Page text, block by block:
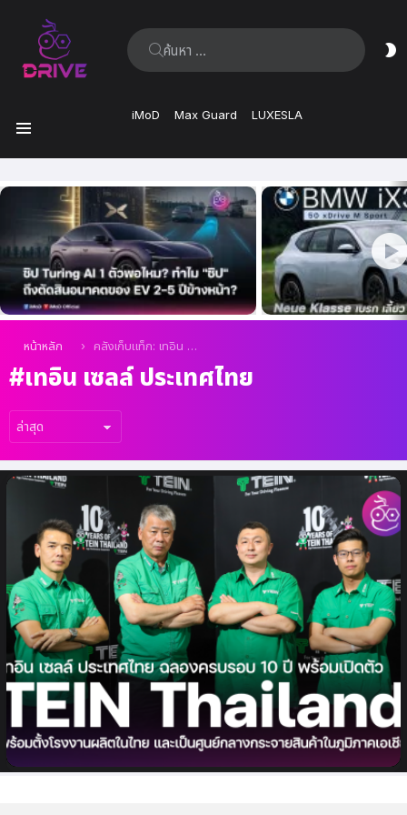
ค้นหา:
iMoD Max Guard LUXESLA
ล่าสุด
คุณอยู่ที่นี่:
หน้าหลัก คลังเก็บแท็ก: เทอิน เซลล์ ประเทศไทย
เทอิน เซลล์ ประเทศไทย
เรื่อง
เปิดตัวครั้งแรกของ “TEIN ประเทศไทย” ในวาระ
ฉลองครบรอบ 10 ปี พร้อมประกาศกลยุทธ์สู่เป้า
หมายศูนย์กลางแห่งภูมิภาคเอเชีย